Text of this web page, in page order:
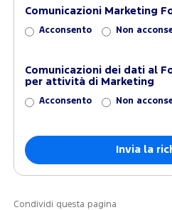
Comunicazioni Marketing
Acconsento Non
Comunicazioni dei dati al
per attività di Marketing
Acconsento Non
Condividi questa pagina